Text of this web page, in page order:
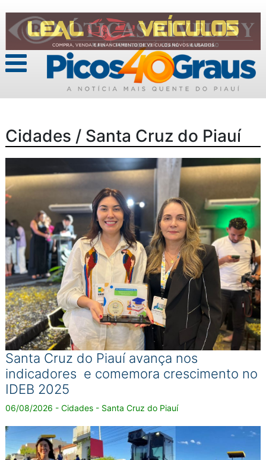
Cidades / Santa Cruz do Piauí
Santa Cruz do Piauí avança nos
indicadores e comemora crescimento no
IDEB 2025
06/08/2026 - Cidades - Santa Cruz do Piauí